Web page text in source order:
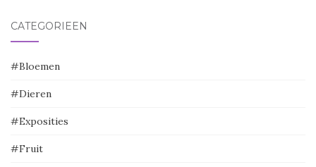
CATEGORIEËN
#Bloemen
#Dieren
#Exposities
#Fruit